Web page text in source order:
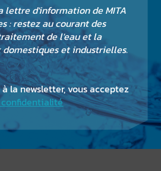
lettre d'information de MITA
: restez au courant des
de l'eau et la
et industrielles.
la newsletter, vous acceptez